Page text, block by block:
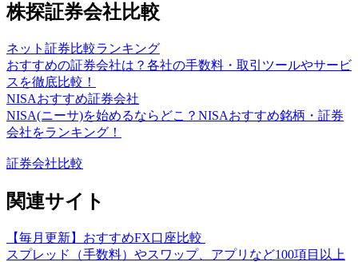
株探証券会社比較
ネット証券比較ランキング
おすすめの証券会社は？各社の手数料・取引ツールやサービ
スを徹底比較！
NISAおすすめ証券会社
NISA(ニーサ)を始めるならどこ？NISAおすすめ銘柄・証券
会社をランキング！
証券会社比較
関連サイト
【毎月更新】おすすめFX口座比較
スプレッド（手数料）やスワップ、アプリなど100項目以上